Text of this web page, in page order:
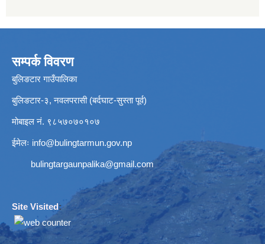
सम्पर्क विवरण
बुलिङटार गाउँपालिका
बुलिङटार-३, नवलपरासी (बर्दघाट-सुस्ता पूर्व)
मोबाइल नं. ९८५७०७०१०७
ईमेलः info@bulingtarmun.gov.np
bulingtargaunpalika@gmail.com
Site Visited: